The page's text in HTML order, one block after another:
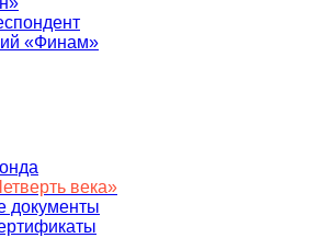
«Финам»
века»
документы